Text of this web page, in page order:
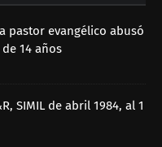
pastor evangélico abusó
14 años
SIMIL de abril 1984, al 1